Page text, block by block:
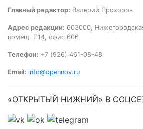
Главный редактор: Валерий Прохоров
Адрес редакции: 603000,
помещ. П14, офис 606
Телефон: +7 (926) 461-08-48
Email: info@opennov.ru
«ОТКРЫТЫЙ НИЖНИЙ» В